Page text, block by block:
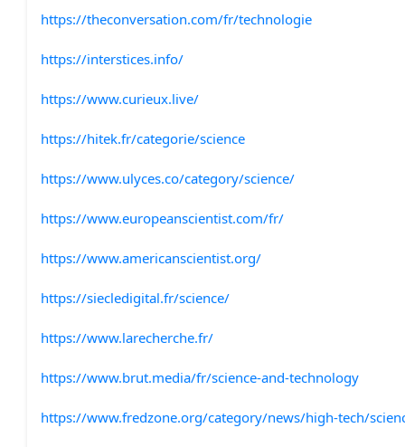
https://theconversation.com/fr/technologie
https://interstices.info/
https://www.curieux.live/
https://hitek.fr/categorie/science
https://www.ulyces.co/category/science/
https://www.europeanscientist.com/fr/
https://www.americanscientist.org/
https://siecledigital.fr/science/
https://www.larecherche.fr/
https://www.brut.media/fr/science-and-technology
https://www.fredzone.org/category/news/high-tech/